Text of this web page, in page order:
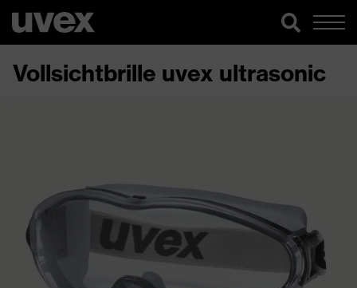
Vollsichtbrille uvex ultrasonic